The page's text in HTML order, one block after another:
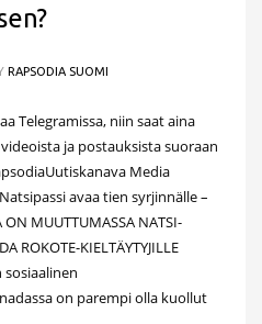
RAPSODIA SUOMI
Telegramissa, niin saat aina
ja postauksista suoraan
Media
avaa tien syrjinnälle –
MUUTTUMASSA NATSI-
ROKOTE-KIELTÄYTYJILLE
sosiaalinen
on parempi olla kuollut